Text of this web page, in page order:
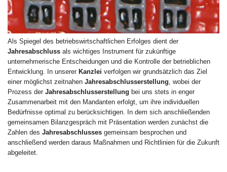
Als Spiegel des betriebswirtschaftlichen Erfolges dient der
Jahresabschluss als wichtiges Instrument für zukünftige
unternehmerische Entscheidungen und die Kontrolle der betrieblichen
Entwicklung. In unserer Kanzlei verfolgen wir grundsätzlich das Ziel
einer möglichst zeitnahen Jahresabschlusserstellung, wobei der
Prozess der Jahresabschlusserstellung bei uns stets in enger
Zusammenarbeit mit den Mandanten erfolgt, um ihre individuellen
Bedürfnisse optimal zu berücksichtigen. In dem sich anschließenden
gemeinsamen Bilanzgespräch mit Präsentation werden zunächst die
Zahlen des Jahresabschlusses gemeinsam besprochen und
anschließend werden daraus Maßnahmen und Richtlinien für die Zukunft
abgeleitet.